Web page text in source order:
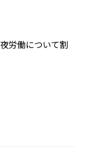
労働について割